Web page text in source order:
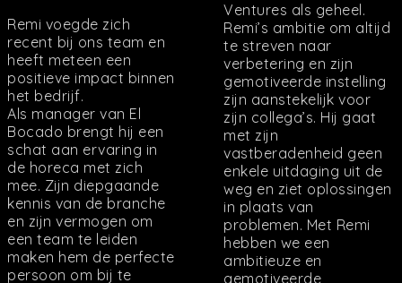
Remi voegde zich
recent bij ons team en
heeft meteen een
positieve impact binnen
het bedrijf.
Als manager van El
Bocado brengt hij een
schat aan ervaring in
de horeca met zich
mee. Zijn diepgaande
kennis van de branche
en zijn vermogen om
een team te leiden
maken hem de perfecte
persoon om bij te
Ventures als geheel.
Remi’s ambitie om altijd
te streven naar
verbetering en zijn
gemotiveerde instelling
zijn aanstekelijk voor
zijn collega’s. Hij gaat
met zijn
vastberadenheid geen
enkele uitdaging uit de
weg en ziet oplossingen
in plaats van
problemen. Met Remi
hebben we een
ambitieuze en
gemotiveerde